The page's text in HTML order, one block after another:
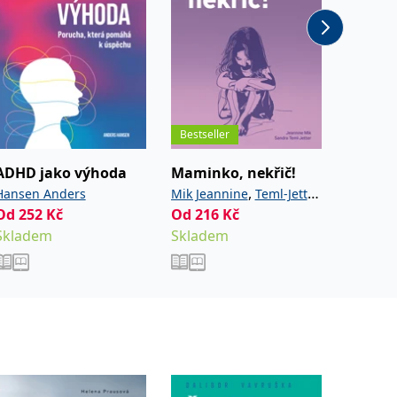
jako výhoda
Anders
252 Kč
Bestseller
Maminko, nekřič!
Mik Jeannine, Teml-Jetter
Sandra
Od 216 Kč
Skladem